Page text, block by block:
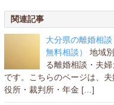
関連記事
大分県の離婚相
無料相談）
地域
る離婚相談・夫
です。こちらのページは、
役所・裁判所・年金 […]